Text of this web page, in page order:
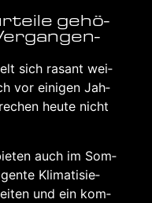
gehö­
sich rasant wei­
vor eini­gen Jah­
heu­te nicht
auch im Som­
Kli­ma­ti­sie­
und ein kom­